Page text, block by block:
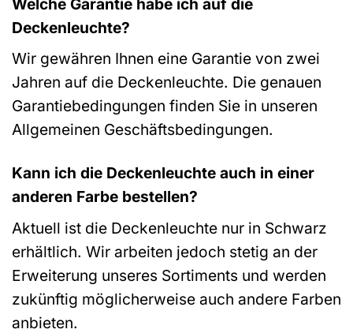
Deckenleuchte?
Wir gewähren Ihnen eine Garantie von zwei
Jahren auf die Deckenleuchte. Die genauen
Garantiebedingungen finden Sie in unseren
Allgemeinen Geschäftsbedingungen.
Kann ich die Deckenleuchte auch in einer
anderen Farbe bestellen?
Aktuell ist die Deckenleuchte nur in Schwarz
erhältlich. Wir arbeiten jedoch stetig an der
Erweiterung unseres Sortiments und werden
zukünftig möglicherweise auch andere Farben
anbieten.